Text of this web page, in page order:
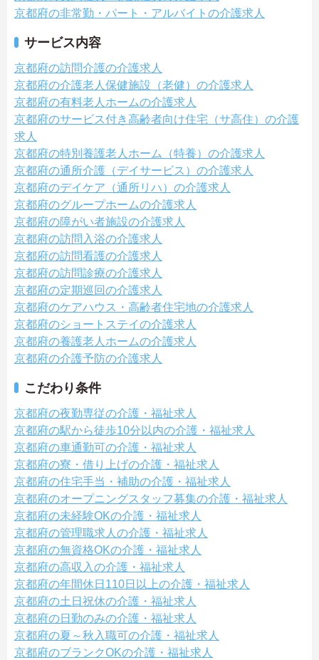
京都府の非常勤・パート・アルバイトの介護求人
サービス内容
京都府の訪問介護の介護求人
京都府の介護老人保健施設（老健）の介護求人
京都府の有料老人ホームの介護求人
京都府のサービス付き高齢者向け住宅（サ高住）の介護
求人
京都府の特別養護老人ホーム（特養）の介護求人
京都府の通所介護（デイサービス）の介護求人
京都府のデイケア（通所リハ）の介護求人
京都府のグループホームの介護求人
京都府の障がい者施設の介護求人
京都府の訪問入浴の介護求人
京都府の訪問看護の介護求人
京都府の訪問診療の介護求人
京都府の定期巡回の介護求人
京都府のケアハウス・高齢者住宅地の介護求人
京都府のショートステイの介護求人
京都府の養護老人ホームの介護求人
京都府の介護予防の介護求人
こだわり条件
京都府の夜勤専従の介護・福祉求人
京都府の駅から徒歩10分以内の介護・福祉求人
京都府の車通勤可の介護・福祉求人
京都府の寮・借り上げの介護・福祉求人
京都府の住宅手当・補助の介護・福祉求人
京都府のオープニングスタッフ募集の介護・福祉求人
京都府の未経験OKの介護・福祉求人
京都府の管理職求人の介護・福祉求人
京都府の無資格OKの介護・福祉求人
京都府の高収入の介護・福祉求人
京都府の年間休日110日以上の介護・福祉求人
京都府の土日祝休の介護・福祉求人
京都府の日勤のみの介護・福祉求人
京都府の夏～秋入職可の介護・福祉求人
京都府のブランクOKの介護・福祉求人